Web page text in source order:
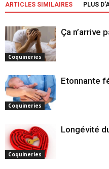
ARTICLES SIMILAIRES PLUS
Coquineries
Ça n’arrive
Coquineries
Etonnante
Coquineries
Longévité